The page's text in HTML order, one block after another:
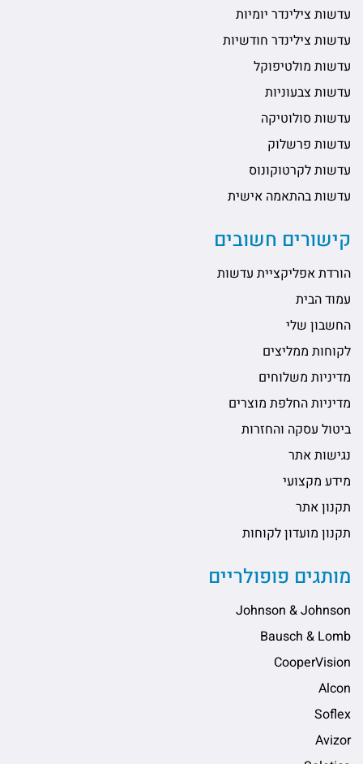
עדשות צילינדר יומיות
עדשות צילינדר חודשיות
עדשות מולטיפוקל
עדשות צבעוניות
עדשות סולוטיקה
עדשות פרשלוק
עדשות לקרטוקונוס
עדשות בהתאמה אישית
קישורים חשובים
הורדת אפליקציית עדשות
עמוד הבית
החשבון שלי
לקוחות ממליצים
מדיניות משלוחים
מדיניות החלפת מוצרים
ביטול עסקה והחזרות
נגישות אתר
מידע מקצועי
תקנון אתר
תקנון מועדון לקוחות
מותגים פופולריים
Johnson & Johnson
Bausch & Lomb
CooperVision
Alcon
Soflex
Avizor